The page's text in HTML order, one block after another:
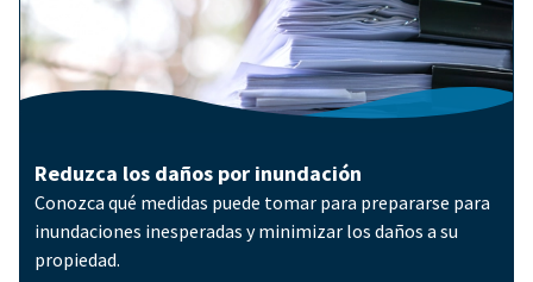
Reduzca los daños por inundación
Conozca qué medidas puede tomar para prepararse para
inundaciones inesperadas y minimizar los daños a su
propiedad.